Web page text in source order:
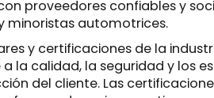
proveedores confiables y
minoristas automotrices.
y certificaciones de la
a la calidad, la seguridad y
del cliente. Las